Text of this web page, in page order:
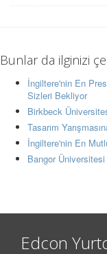
Bunlar da ilginizi
İngiltere'nin En
Sizleri Bekliyor
Birkbeck
Tasarım
İngiltere'nin En
Bangor Üniversitesi
Edcon